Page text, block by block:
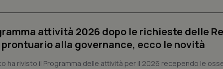
attività 2026 dopo le richieste delle
alla governance, ecco le novità
ha rivisto il Programma delle attività per il 2026 recependo le
sessione utente. Normalmente
utilizzato può essere specifico
buon esempio è mantenere uno
un utente tra le pagine.
mese
per mantenere lo stato della